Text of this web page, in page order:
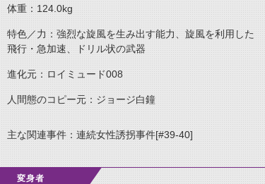
体重：124.0kg
特色／力：強烈な旋風を生み出す能力、旋風を利用した
飛行・急加速、ドリル状の武器
進化元：ロイミュード008
人間態のコピー元：ジョージ白鐘
主な関連事件：連続女性誘拐事件[#39-40]
変身者